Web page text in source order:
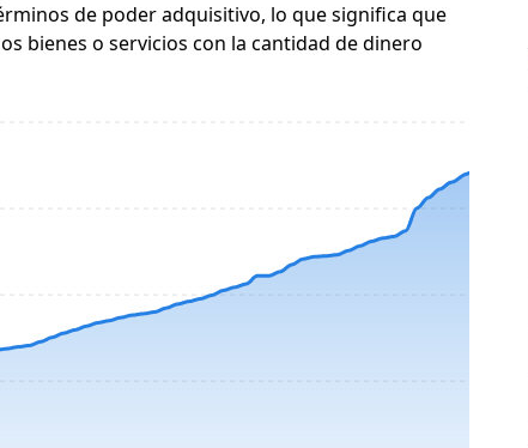
de poder adquisitivo, lo que significa que
bienes o servicios con la cantidad de dinero